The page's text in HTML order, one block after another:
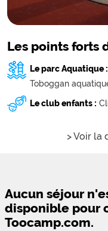
Les points forts
Le parc Aquatique :
Toboggan
Le club enfants :
> Voir la
Aucun séjour
disponible pour
Toocamp.com.